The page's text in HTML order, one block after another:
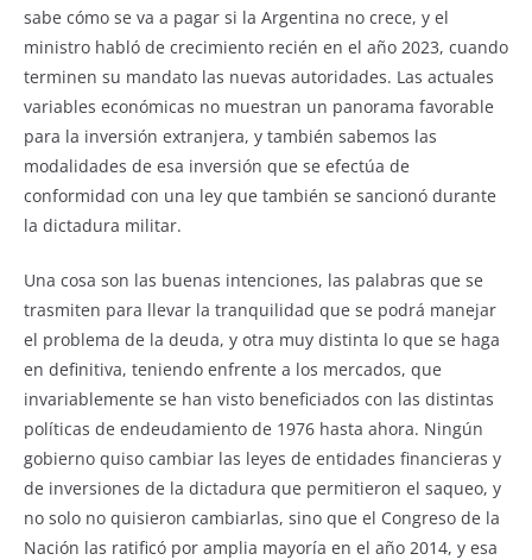
sabe cómo se va a pagar si la Argentina no crece, y el
ministro habló de crecimiento recién en el año 2023, cuando
terminen su mandato las nuevas autoridades. Las actuales
variables económicas no muestran un panorama favorable
para la inversión extranjera, y también sabemos las
modalidades de esa inversión que se efectúa de
conformidad con una ley que también se sancionó durante
la dictadura militar.
Una cosa son las buenas intenciones, las palabras que se
trasmiten para llevar la tranquilidad que se podrá manejar
el problema de la deuda, y otra muy distinta lo que se haga
en definitiva, teniendo enfrente a los mercados, que
invariablemente se han visto beneficiados con las distintas
políticas de endeudamiento de 1976 hasta ahora. Ningún
gobierno quiso cambiar las leyes de entidades financieras y
de inversiones de la dictadura que permitieron el saqueo, y
no solo no quisieron cambiarlas, sino que el Congreso de la
Nación las ratificó por amplia mayoría en el año 2014, y esa